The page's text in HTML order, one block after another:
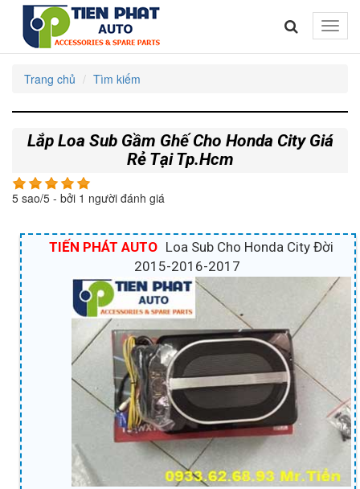
Toggle
Trang chủ Tìm kiếm
Lắp Loa Sub Gầm Ghế Cho Honda City Giá
Rẻ Tại Tp.Hcm
5 sao/5 - bởi 1 người đánh giá
TIẾN PHÁT AUTO Loa Sub Cho Honda City Đời
2015-2016-2017